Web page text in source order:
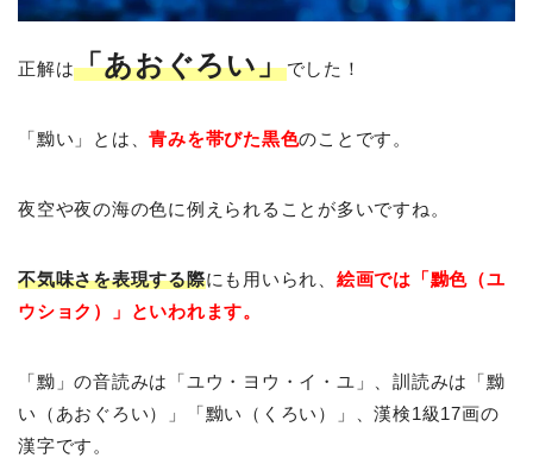
正解は「あおぐろい」でした！
「黝い」とは、青みを帯びた黒色のことです。
夜空や夜の海の色に例えられることが多いですね。
不気味さを表現する際にも用いられ、 絵画では「黝色（ユ
ウショク）」といわれます。
「黝」の音読みは「ユウ・ヨウ・イ・ユ」、訓読みは「黝
い（あおぐろい）」「黝い（くろい）」、漢検1級17画の
漢字です。